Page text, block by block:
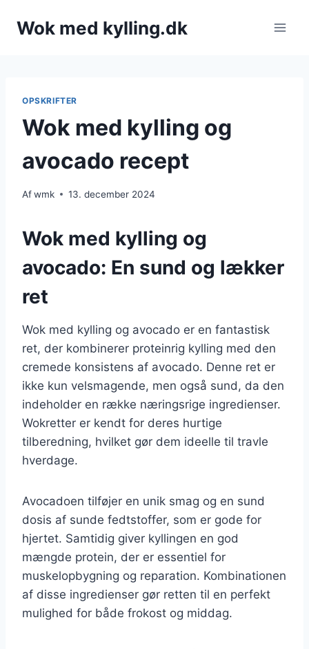
Wok med kylling.dk
OPSKRIFTER
Wok med kylling og
avocado recept
Afwmk 13. december 2024
Wok med kylling og
avocado: En sund og lækker
ret
Wok med kylling og avocado er en fantastisk
ret, der kombinerer proteinrig kylling med den
cremede konsistens af avocado. Denne ret er
ikke kun velsmagende, men også sund, da den
indeholder en række næringsrige ingredienser.
Wokretter er kendt for deres hurtige
tilberedning, hvilket gør dem ideelle til travle
hverdage.
Avocadoen tilføjer en unik smag og en sund
dosis af sunde fedtstoffer, som er gode for
hjertet. Samtidig giver kyllingen en god
mængde protein, der er essentiel for
muskelopbygning og reparation. Kombinationen
af disse ingredienser gør retten til en perfekt
mulighed for både frokost og middag.